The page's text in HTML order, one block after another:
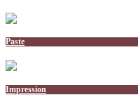
Paste
Impression